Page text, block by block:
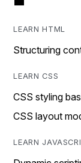
LEARN HTML
Structuring
LEARN CSS
CSS styling
CSS layout
LEARN